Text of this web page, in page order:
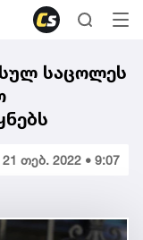
საცოლეს
21 თებ. 2022 • 9:07